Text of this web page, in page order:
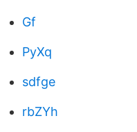
Gf
PyXq
sdfge
rbZYh